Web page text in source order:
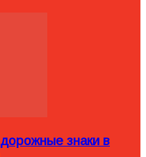
знаки в